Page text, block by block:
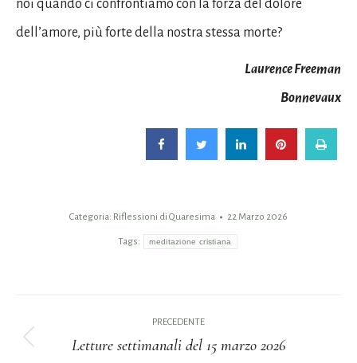
noi quando ci confrontiamo con la forza del dolore
dell’amore, più forte della nostra stessa morte?
Laurence Freeman
Bonnevaux
Categoria: Riflessioni di Quaresima 22 Marzo 2026
Tags: meditazione cristiana
tra
PRECEDENTE
Post
Letture settimanali del 15 marzo 2026